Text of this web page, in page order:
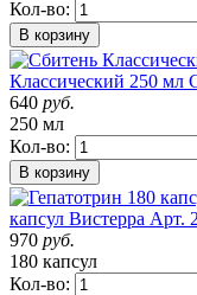
Кол-во:
В корзину
Классический 250 мл
640 руб.
250 мл
Кол-во:
В корзину
капсул Вистерра Арт.
970 руб.
180 капсул
Кол-во: